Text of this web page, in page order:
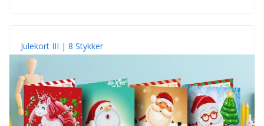
Julekort III | 8 Stykker